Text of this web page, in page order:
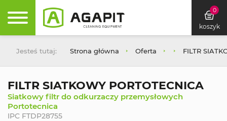
0
koszyk
Jesteś tutaj: Strona główna Oferta FILTR
FILTR SIATKOWY PORTOTECNICA
Siatkowy filtr do odkurzaczy przemysłowych
Portotecnica
IPC FTDP28755